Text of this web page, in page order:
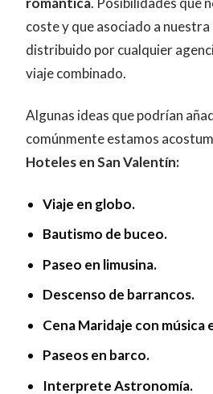
coste y que asociado a
distribuido por cualquier
viaje combinado.
Algunas ideas que podrían
comúnmente estamos
Hoteles en San Valentín:
Viaje en globo.
Bautismo de buceo.
Paseo en limusina.
Descenso de barrancos.
Cena Maridaje con música
Paseos en barco.
Interprete Astronomía.